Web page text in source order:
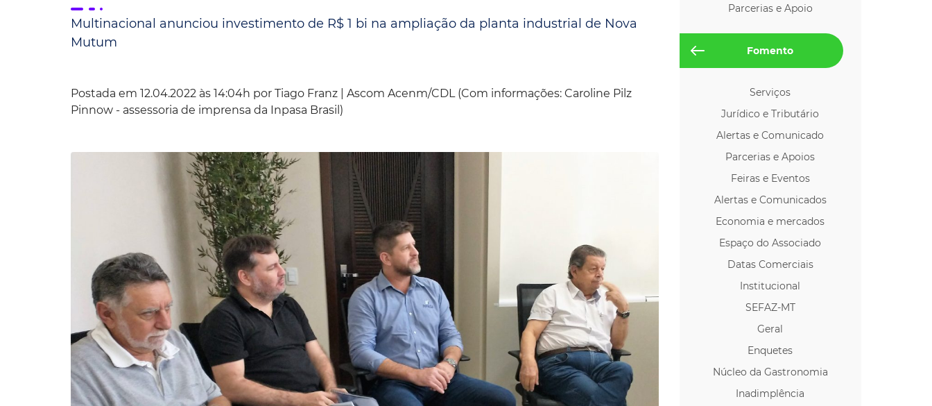
Convênio Parque das Águas
Proteção ao Crédito
Multinacional anunciou investimento de R$ 1 bi na ampliação da planta industrial de Nova
Mutum
Postada em 12.04.2022 às 14:04h por Tiago Franz | Ascom Acenm/CDL (Com informações: Caroline Pilz
Pinnow - assessoria de imprensa da Inpasa Brasil)
Parcerias e Apoio
Fomento
Serviços
Jurídico e Tributário
Alertas e Comunicado
Parcerias e Apoios
Feiras e Eventos
Alertas e Comunicados
Economia e mercados
Espaço do Associado
Datas Comerciais
Institucional
SEFAZ-MT
Geral
Enquetes
Núcleo da Gastronomia
Inadimplência